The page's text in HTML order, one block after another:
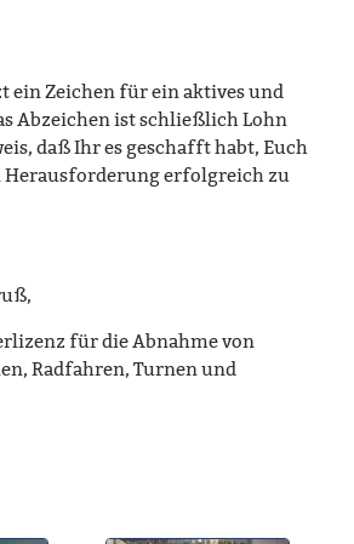
ein Zeichen für ein aktives und
Abzeichen ist schließlich Lohn
daß Ihr es geschafft habt, Euch
Herausforderung erfolgreich zu
für die Abnahme von
Radfahren, Turnen und